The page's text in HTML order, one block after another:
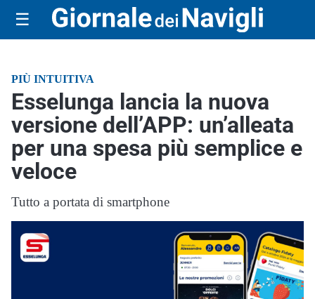
☰
PIÙ INTUITIVA
Esselunga lancia la nuova
versione dell’APP: un’alleata
per una spesa più semplice e
veloce
Tutto a portata di smartphone